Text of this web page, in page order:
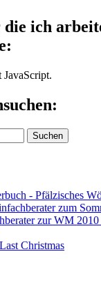
ich
- Pfälzisches
zum
zur WM
Christmas